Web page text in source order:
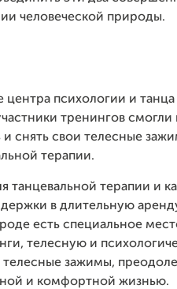
человеческой природы.
центра психологии и
тренингов смогли
и снять свои телесные
терапии.
танцевальной терапии и
в длительную
есть специальное
телесную и
зажимы,
и комфортной жизнью.